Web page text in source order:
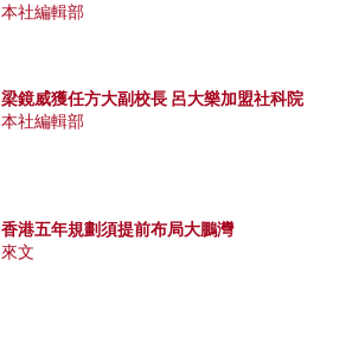
本社編輯部
梁鏡威獲任方大副校長 呂大樂加盟社科院
本社編輯部
香港五年規劃須提前布局大鵬灣
來文